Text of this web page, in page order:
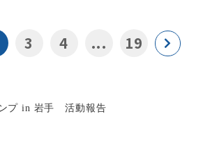
3 4 ... 19